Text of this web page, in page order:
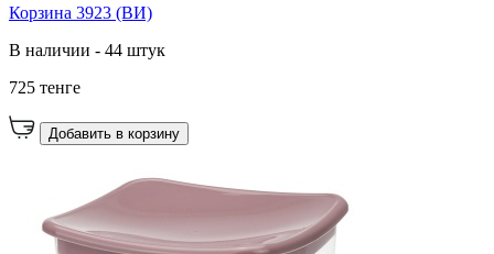
Корзина 3923 (ВИ)
В наличии - 44 штук
725 тенге
Добавить в корзину